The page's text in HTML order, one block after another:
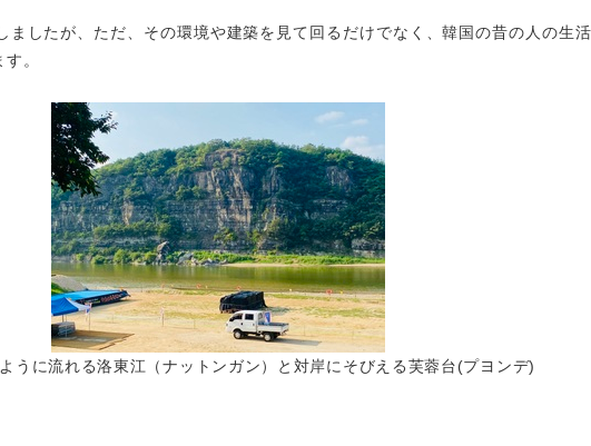
ましたが、ただ、その環境や建築を見て回るだけでなく、韓国の昔の人の生
。
うに流れる洛東江（ナットンガン）と対岸にそびえる芙蓉台(プヨンデ)